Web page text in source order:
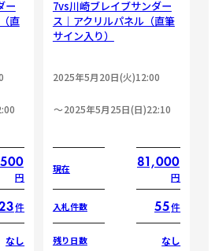
ー
直
円
件
なし
7vs川崎ブレイブサンダー
ス｜アクリルパネル（直筆
サイン入り）
2025年5月20日(火)12:00
2025年5月25日(日)22:10
現在 81,000
円
入札件数 55件
残り日数 なし